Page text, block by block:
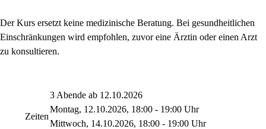
Der Kurs ersetzt keine medizinische Beratung. Bei gesundheitlichen
Einschränkungen wird empfohlen, zuvor eine Ärztin oder einen Arzt
zu konsultieren.
Zeiten
3 Abende ab 12.10.2026
Montag, 12.10.2026, 18:00 - 19:00 Uhr
Mittwoch, 14.10.2026, 18:00 - 19:00 Uhr